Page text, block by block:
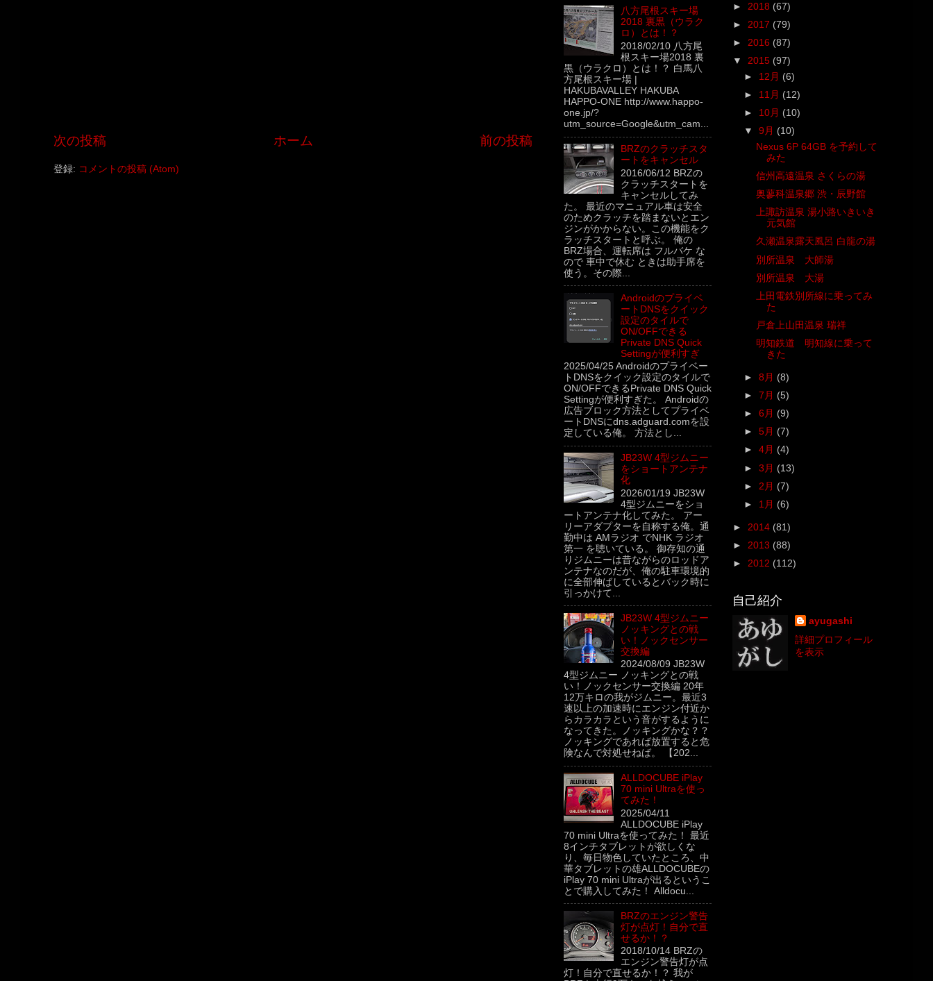
次の投稿 前の投稿
ホーム
登録: コメントの投稿 (Atom)
八方尾根スキー場
2018 裏黒（ウラク
ロ）とは！？
2018/02/10 八方尾
根スキー場2018 裏
黒（ウラクロ）とは！？ 白馬八
方尾根スキー場 |
HAKUBAVALLEY HAKUBA
HAPPO-ONE http://www.happo-
one.jp/?
utm_source=Google&utm_cam...
BRZのクラッチスタ
ートをキャンセル
2016/06/12 BRZの
クラッチスタートを
キャンセルしてみ
た。 最近のマニュアル車は安全
のためクラッチを踏まないとエン
ジンがかからない。この機能をク
ラッチスタートと呼ぶ。 俺の
BRZ場合、運転席は フルバケ な
ので 車中で休む ときは助手席を
使う。その際...
Androidのプライベ
ートDNSをクイック
設定のタイルで
ON/OFFできる
Private DNS Quick
Settingが便利すぎ
2025/04/25 Androidのプライベー
トDNSをクイック設定のタイルで
ON/OFFできるPrivate DNS Quick
Settingが便利すぎた。 Androidの
広告ブロック方法としてプライベ
ートDNSにdns.adguard.comを設
定している俺。 方法とし...
JB23W 4型ジムニー
をショートアンテナ
化
2026/01/19 JB23W
4型ジムニーをショ
ートアンテナ化してみた。 アー
リーアダプターを自称する俺。通
勤中は AMラジオ でNHK ラジオ
第一 を聴いている。 御存知の通
りジムニーは昔ながらのロッドア
ンテナなのだが、俺の駐車環境的
に全部伸ばしているとバック時に
引っかけて...
JB23W 4型ジムニー
ノッキングとの戦
い！ノックセンサー
交換編
2024/08/09 JB23W
4型ジムニー ノッキングとの戦
い！ノックセンサー交換編 20年
12万キロの我がジムニー。最近3
速以上の加速時にエンジン付近か
らカラカラという音がするように
なってきた。ノッキングかな？？
ノッキングであれば放置すると危
険なんで対処せねば。 【202...
ALLDOCUBE iPlay
70 mini Ultraを使っ
てみた！
2025/04/11
ALLDOCUBE iPlay
70 mini Ultraを使ってみた！ 最近
8インチタブレットが欲しくな
り、毎日物色していたところ、中
華タブレットの雄ALLDOCUBEの
iPlay 70 mini Ultraが出るというこ
とで購入してみた！ Alldocu...
BRZのエンジン警告
灯が点灯！自分で直
せるか！？
2018/10/14 BRZの
エンジン警告灯が点
灯！自分で直せるか！？ 我が
► 2018 (67)
► 2017 (79)
► 2016 (87)
▼ 2015 (97)
► 12月 (6)
► 11月 (12)
► 10月 (10)
▼9月 (10)
Nexus 6P 64GB を予約して
みた
信州高遠温泉 さくらの湯
奥蓼科温泉郷 渋・辰野館
上諏訪温泉 湯小路いきいき
元気館
久瀬温泉露天風呂 白龍の湯
別所温泉 大師湯
別所温泉 大湯
上田電鉄別所線に乗ってみ
た
戸倉上山田温泉 瑞祥
明知鉄道 明知線に乗って
きた
►8月 (8)
►7月 (5)
►6月 (9)
►5月 (7)
►4月 (4)
►3月 (13)
► 2月 (7)
► 1月 (6)
► 2014 (81)
► 2013 (88)
► 2012 (112)
自己紹介
ayugashi
詳細プロフィール
を表示